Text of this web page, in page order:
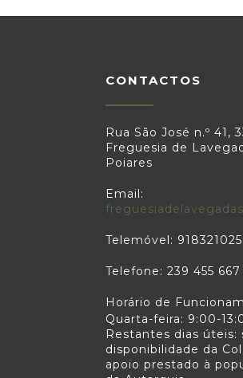
CONTACTOS
Rua São José n.º 41,
Freguesia de
Poiares
Email:
Telemóvel: 918321025
Telefone: 239 455 667
Horário de
Quarta-feira: 9:00-
Restantes dias úteis:
disponibilidade da
apoio prestado à